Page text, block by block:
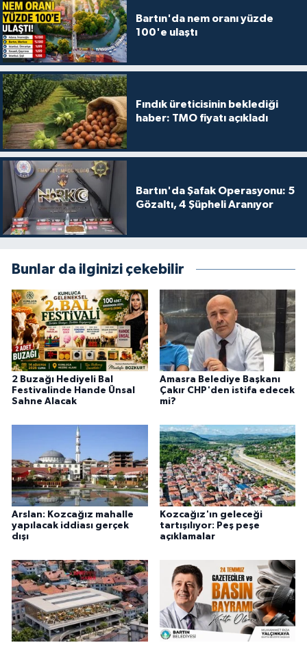
Bartın'da nem oranı yüzde
100'e ulaştı
Fındık üreticisinin beklediği
haber: TMO fiyatı açıkladı
Bartın'da Şafak Operasyonu: 5
Gözaltı, 4 Şüpheli Aranıyor
Bunlar da ilginizi çekebilir
2 Buzağı Hediyeli Bal
Festivalinde Hande Ünsal
Sahne Alacak
Amasra Belediye Başkanı
Çakır CHP'den istifa edecek
mi?
Arslan: Kozcağız mahalle
yapılacak iddiası gerçek
dışı
Kozcağız'ın geleceği
tartışılıyor: Peş peşe
açıklamalar